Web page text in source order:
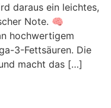
daraus ein leichtes,
Note. 🧠
hochwertigem
3-Fettsäuren. Die
macht das […]